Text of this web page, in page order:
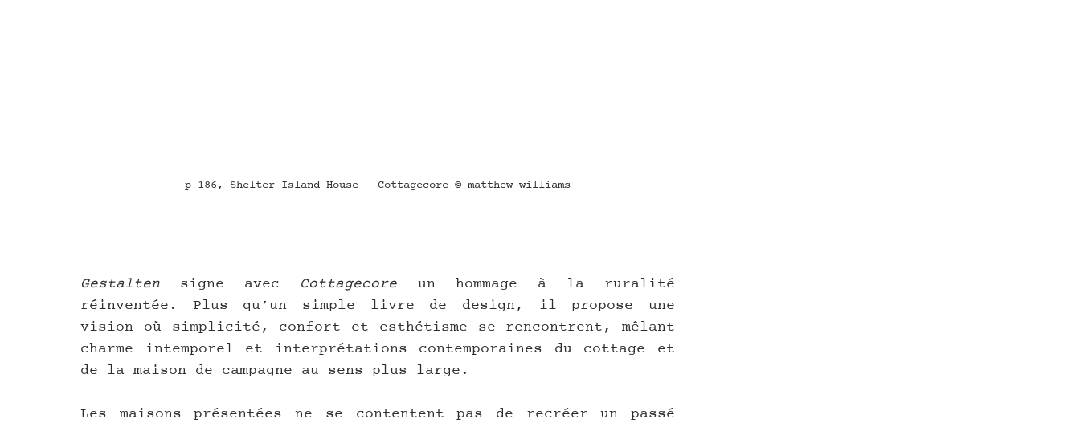
p 186, Shelter Island House - Cottagecore © matthew williams
Gestalten signe avec Cottagecore un hommage à la ruralité
réinventée. Plus qu’un simple livre de design, il propose une
vision où simplicité, confort et esthétisme se rencontrent, mêlant
charme intemporel et interprétations contemporaines du cottage et
de la maison de campagne au sens plus large.
Les maisons présentées ne se contentent pas de recréer un passé